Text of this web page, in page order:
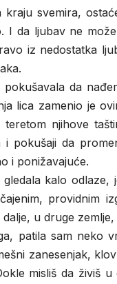
kraju svemira,
I da ljubav ne
iz nedostatka
pokušavala da
lica zamenio je
teretom njihove
i pokušaji da
i ponižavajuće.
gledala kalo
providnim
dalje, u druge
patila sam neko
zanesenjak,
misliš da živiš